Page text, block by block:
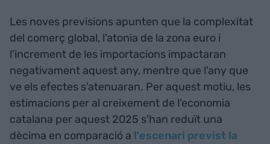
Les noves previsions apunten que la complexitat
del comerç global, l'atonia de la zona euro i
l'increment de les importacions impactaran
negativament aquest any, mentre que l'any que
ve els efectes s'atenuaran. Per aquest motiu, les
estimacions per al creixement de l'economia
catalana per aquest 2025 s'han reduït una
dècima en comparació a l'escenari previst la